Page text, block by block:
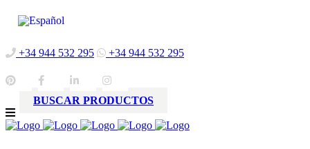
+34 944 532 295 +34 944 532 295
BUSCAR PRODUCTOS